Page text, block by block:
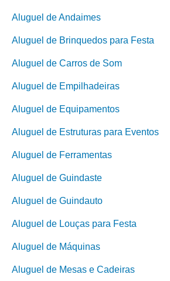
Aluguel de Andaimes
Aluguel de Brinquedos para Festa
Aluguel de Carros de Som
Aluguel de Empilhadeiras
Aluguel de Equipamentos
Aluguel de Estruturas para Eventos
Aluguel de Ferramentas
Aluguel de Guindaste
Aluguel de Guindauto
Aluguel de Louças para Festa
Aluguel de Máquinas
Aluguel de Mesas e Cadeiras